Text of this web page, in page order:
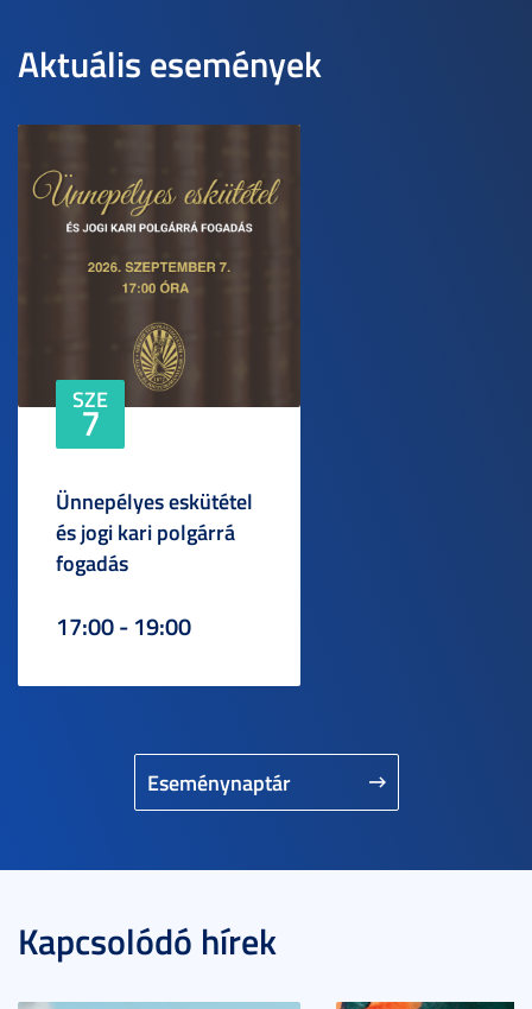
Aktuális események
Eseménynaptár
SZE
7
Ünnepélyes eskütétel
és jogi kari polgárrá
fogadás
17:00 - 19:00
Kapcsolódó hírek